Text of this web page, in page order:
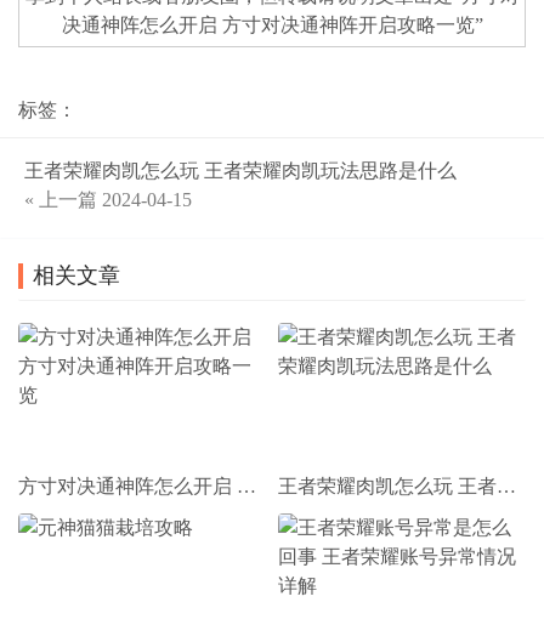
决通神阵怎么开启 方寸对决通神阵开启攻略一览”
标签：
王者荣耀肉凯怎么玩 王者荣耀肉凯玩法思路是什么
« 上一篇 2024-04-15
相关文章
方寸对决通神阵怎么开启 方寸对决通神阵开启攻略一览 王者荣耀肉凯怎么玩 王者荣耀肉凯玩法思路是什么